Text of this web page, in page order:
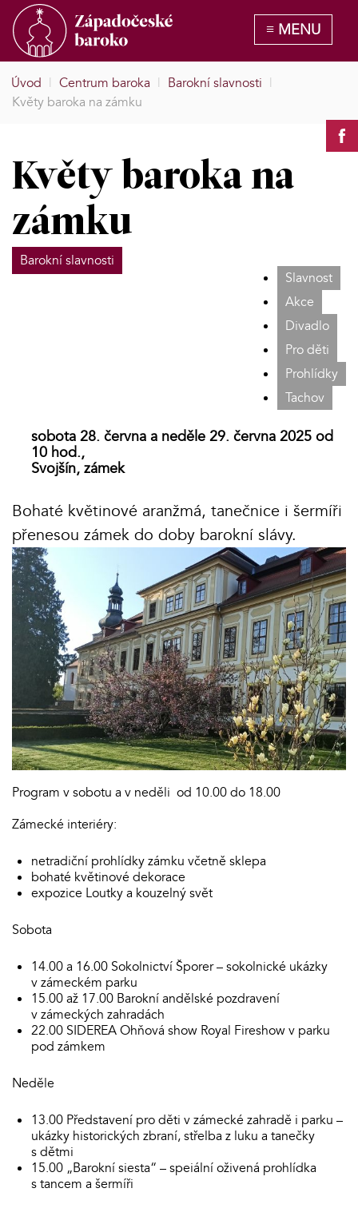
Úvod | Centrum baroka | Barokní slavnosti |
Květy baroka na zámku
Květy baroka na
zámku
Barokní slavnosti
Slavnost
Akce
Divadlo
Pro děti
Prohlídky
Tachov
sobota 28. června a neděle 29. června 2025 od
10 hod.,
Svojšín, zámek
Bohaté květinové aranžmá, tanečnice i šermíři
přenesou zámek do doby barokní slávy.
Program v sobotu a v neděli od 10.00 do 18.00
Zámecké interiéry:
netradiční prohlídky zámku včetně sklepa
bohaté květinové dekorace
expozice Loutky a kouzelný svět
Sobota
14.00 a 16.00 Sokolnictví Šporer – sokolnické ukázky
v zámeckém parku
15.00 až 17.00 Barokní andělské pozdravení
v zámeckých zahradách
22.00 SIDEREA Ohňová show Royal Fireshow v parku
pod zámkem
Neděle
13.00 Představení pro děti v zámecké zahradě i parku –
ukázky historických zbraní, střelba z luku a tanečky
s dětmi
15.00 „Barokní siesta“ – speiální oživená prohlídka
s tancem a šermíři